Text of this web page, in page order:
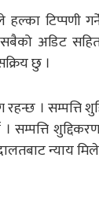
टिप्पणी गर्ने
अडिट
छु ।
।
सम्पत्ति
न्याय